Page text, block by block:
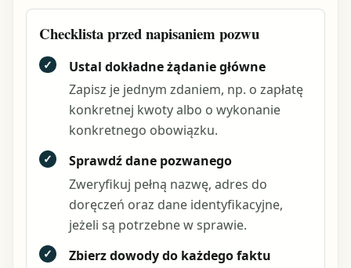
Checklista przed napisaniem pozwu
✓
Ustal dokładne żądanie główne
Zapisz je jednym zdaniem, np. o zapłatę
konkretnej kwoty albo o wykonanie
konkretnego obowiązku.
✓
Sprawdź dane pozwanego
Zweryfikuj pełną nazwę, adres do
doręczeń oraz dane identyfikacyjne,
jeżeli są potrzebne w sprawie.
✓
Zbierz dowody do każdego faktu